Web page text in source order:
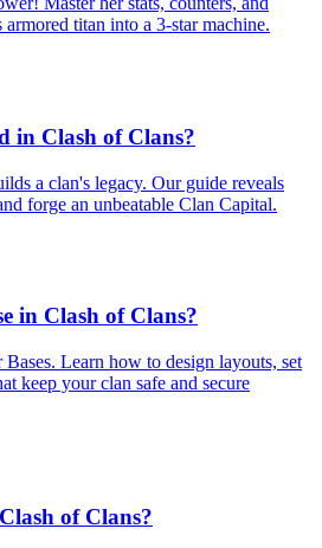
titan into a 3-star machine.
in Clash of Clans?
a clan's legacy. Our guide reveals
forge an unbeatable Clan Capital.
in Clash of Clans?
Learn how to design layouts, set
keep your clan safe and secure
of Clans?